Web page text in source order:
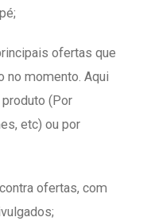
ofertas que
no momento. Aqui
(Por
etc) ou por
ofertas, com